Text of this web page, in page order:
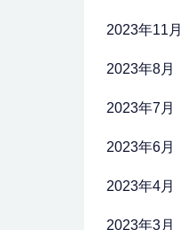
2023年11月
2023年8月
2023年7月
2023年6月
2023年4月
2023年3月